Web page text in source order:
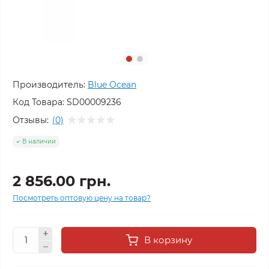
Производитель: Blue Ocean
Код Товара: SD00009236
Отзывы: (0)
В наличии
2 856.00 грн.
Посмотреть оптовую цену на товар?
В корзину